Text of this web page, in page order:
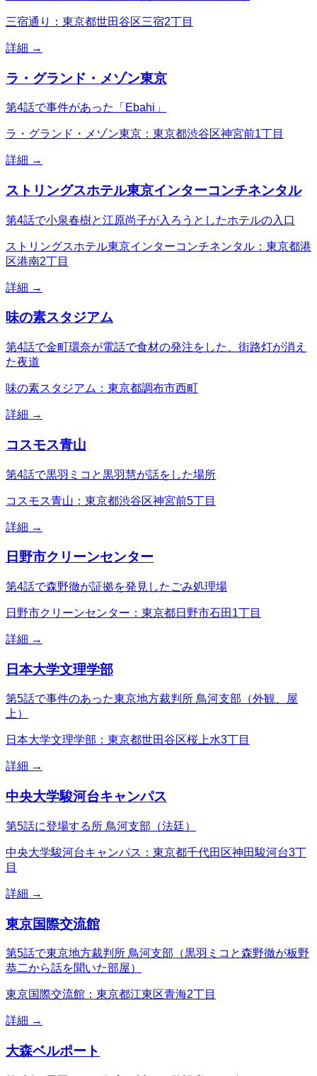
三宿通り：東京都世田谷区三宿2丁目
詳細 →
ラ・グランド・メゾン東京
第4話で事件があった「Ebahi」
ラ・グランド・メゾン東京：東京都渋谷区神宮前1丁目
詳細 →
ストリングスホテル東京インターコンチネンタル
第4話で小泉春樹と江原尚子が入ろうとしたホテルの入口
ストリングスホテル東京インターコンチネンタル：東京都港
区港南2丁目
詳細 →
味の素スタジアム
第4話で金町環奈が電話で食材の発注をした、街路灯が消え
た夜道
味の素スタジアム：東京都調布市西町
詳細 →
コスモス青山
第4話で黒羽ミコと黒羽慧が話をした場所
コスモス青山：東京都渋谷区神宮前5丁目
詳細 →
日野市クリーンセンター
第4話で森野徹が証拠を発見したごみ処理場
日野市クリーンセンター：東京都日野市石田1丁目
詳細 →
日本大学文理学部
第5話で事件のあった東京地方裁判所 鳥河支部（外観、屋
上）
日本大学文理学部：東京都世田谷区桜上水3丁目
詳細 →
中央大学駿河台キャンパス
第5話に登場する所 鳥河支部（法廷）
中央大学駿河台キャンパス：東京都千代田区神田駿河台3丁
目
詳細 →
東京国際交流館
第5話で東京地方裁判所 鳥河支部（黒羽ミコと森野徹が板野
恭二から話を聞いた部屋）
東京国際交流館：東京都江東区青海2丁目
詳細 →
大森ベルポート